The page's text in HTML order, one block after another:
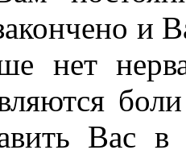
и
нет
Вас в